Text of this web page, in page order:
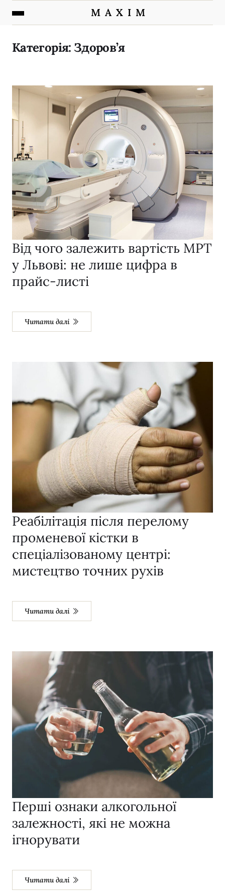
M A X I M
Категорія: Здоров’я
Від чого залежить вартість МРТ
у Львові: не лише цифра в
прайс-листі
Читати далі
Реабілітація після перелому
променевої кістки в
спеціалізованому центрі:
мистецтво точних рухів
Читати далі
Перші ознаки алкогольної
залежності, які не можна
ігнорувати
Читати далі